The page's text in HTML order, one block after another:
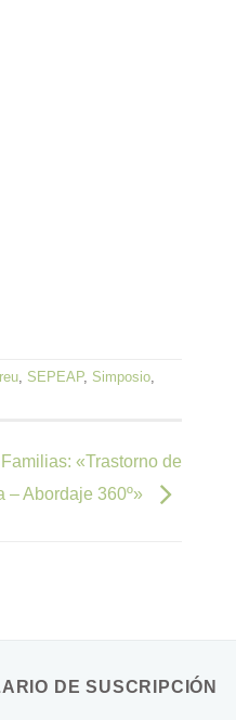
, SEPEAP, Simposio,
«Trastorno de
– Abordaje 360º»
DE SUSCRIPCIÓN